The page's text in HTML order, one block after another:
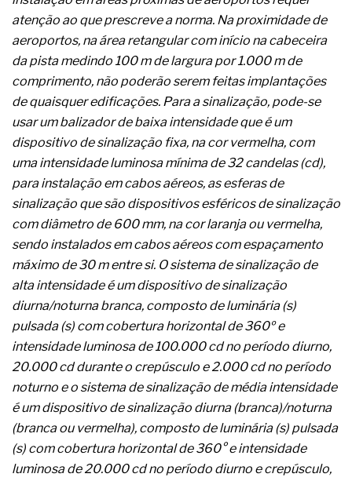
A prevenção clínica da coceira no ânus
Os sintomas clínicos do teratoma de ovário
O tratamento médico da síndrome da fadiga
crônica
As causas médicas da queda dos cabelos ou
calvície
Quando a gestão é o obstáculo para o resultado
positivo
Os procedimentos para a inspeção em estruturas
hidráulicas de concreto de obras
O movimento regular reduz em 19% o risco de
morte precoce e melhora o metabolismo
O desenvolvimento de indicadores nas atividades
de governança das organizações
O desenho industrial ganha espaço como
estratégia competitiva nas empresas
As variações dimensionais dos produtos de
materiais cimentícios com fibra de vidro
A próxima vantagem competitiva não está no
modelo de IA
complexa ficou ainda mais humana
atenção ao que prescreve a norma. Na proximidade de
aeroportos, na área retangular com início na cabeceira
da pista medindo 100 m de largura por 1.000 m de
comprimento, não poderão serem feitas implantações
de quaisquer edificações. Para a sinalização, pode-se
usar um balizador de baixa intensidade que é um
dispositivo de sinalização fixa, na cor vermelha, com
uma intensidade luminosa mínima de 32 candelas (cd),
para instalação em cabos aéreos, as esferas de
sinalização que são dispositivos esféricos de sinalização
com diâmetro de 600 mm, na cor laranja ou vermelha,
sendo instalados em cabos aéreos com espaçamento
máximo de 30 m entre si. O sistema de sinalização de
alta intensidade é um dispositivo de sinalização
diurna/noturna branca, composto de luminária (s)
pulsada (s) com cobertura horizontal de 360º e
intensidade luminosa de 100.000 cd no período diurno,
20.000 cd durante o crepúsculo e 2.000 cd no período
noturno e o sistema de sinalização de média intensidade
é um dispositivo de sinalização diurna (branca)/noturna
(branca ou vermelha), composto de luminária (s) pulsada
(s) com cobertura horizontal de 360° e intensidade
luminosa de 20.000 cd no período diurno e crepúsculo,